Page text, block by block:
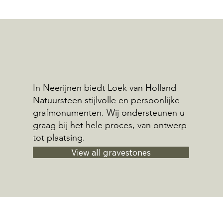
In Neerijnen biedt Loek van Holland
Natuursteen stijlvolle en persoonlijke
grafmonumenten. Wij ondersteunen u
graag bij het hele proces, van ontwerp
tot plaatsing.
View all gravestones